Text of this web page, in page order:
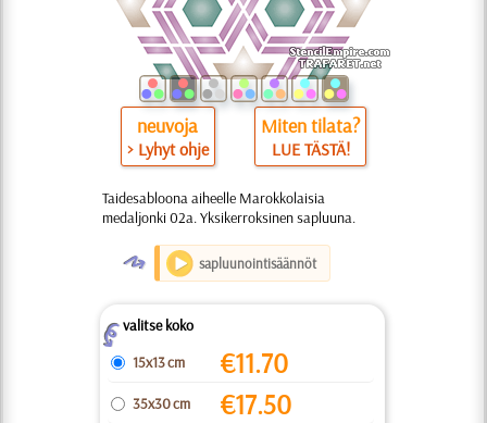
neuvoja
> Lyhyt ohje
Miten tilata?
LUE TÄSTÄ!
Taidesabloona aiheelle Marokkolaisia
medaljonki 02a. Yksikerroksinen sapluuna.
O sapluunointisäännöt
Zvalitse koko
15x13 cm
€11.70
35x30 cm €17.50